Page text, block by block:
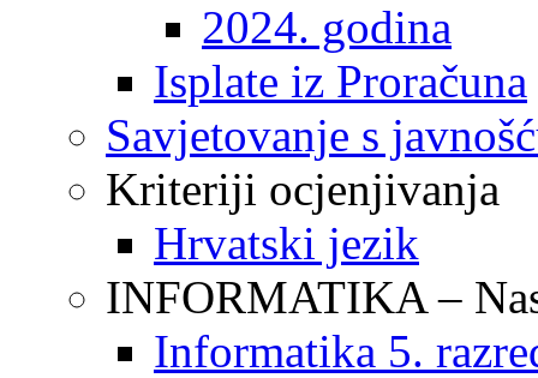
2024. godina
Isplate iz Proračuna
Savjetovanje s
Kriteriji ocjenjivanja
Hrvatski jezik
INFORMATIKA –
Informatika 5.